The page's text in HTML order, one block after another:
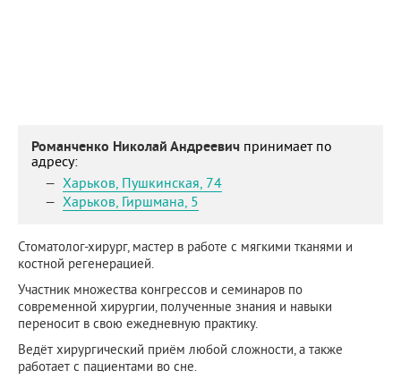
Романченко Николай Андреевич принимает по
адресу:
Харьков, Пушкинская, 74
Харьков, Гиршмана, 5
Стоматолог-хирург, мастер в работе с мягкими тканями и
костной регенерацией.
Участник множества конгрессов и семинаров по
современной хирургии, полученные знания и навыки
переносит в свою ежедневную практику.
Ведёт хирургический приём любой сложности, а также
работает с пациентами во сне.